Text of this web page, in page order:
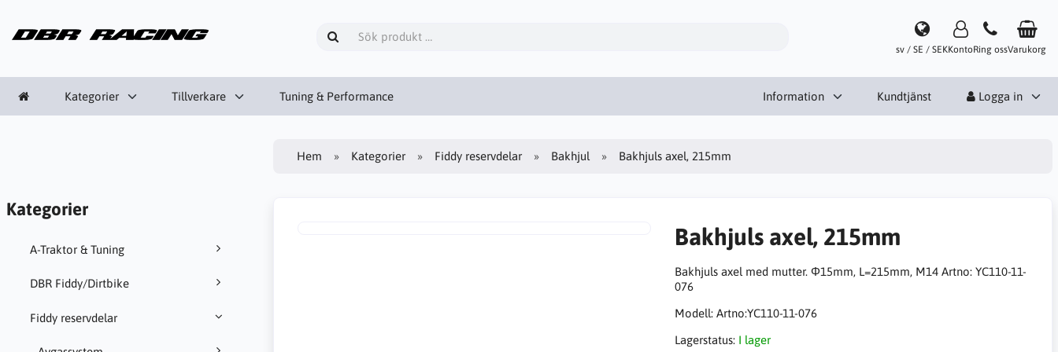
sv / SE / SEKKontoRing ossVarukorg
Kategorier Tillverkare Tuning & Performance Information Kundtjänst Logga in
Kategorier
A-Traktor & Tuning
DBR Fiddy/Dirtbike
Fiddy reservdelar
Hem Kategorier Fiddy reservdelar Bakhjul Bakhjuls axel, 215mm
Bakhjuls axel, 215mm
Bakhjuls axel med mutter. Φ15mm, L=215mm, M14 Artno: YC110-11-
076
Modell: Artno:YC110-11-076
Lagerstatus: I lager